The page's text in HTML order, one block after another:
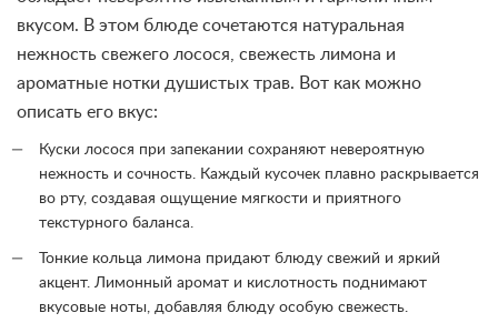
вкусом. В этом блюде сочетаются натуральная
нежность свежего лосося, свежесть лимона и
ароматные нотки душистых трав. Вот как можно
описать его вкус:
Куски лосося при запекании сохраняют невероятную
нежность и сочность. Каждый кусочек плавно раскрывается
во рту, создавая ощущение мягкости и приятного
текстурного баланса.
Тонкие кольца лимона придают блюду свежий и яркий
акцент. Лимонный аромат и кислотность поднимают
вкусовые ноты, добавляя блюду особую свежесть.